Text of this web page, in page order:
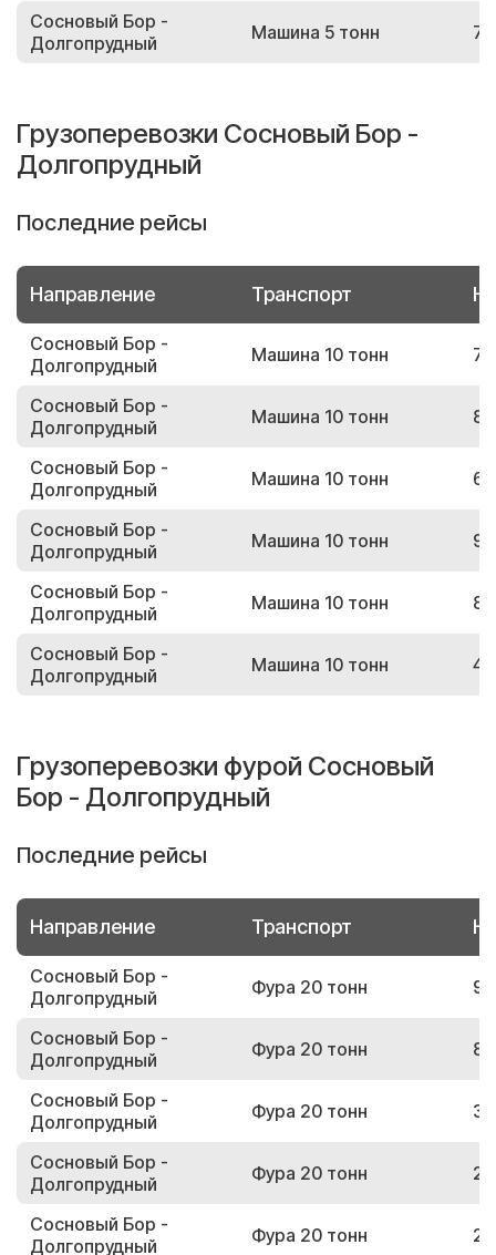
Сосновый Бор -
Долгопрудный
Машина 5 тонн
Грузоперевозки Сосновый Бор -
Долгопрудный
Последние рейсы
Направление Транспорт
Сосновый Бор -
Долгопрудный
Машина 10 тонн
Сосновый Бор -
Долгопрудный
Машина 10 тонн
Сосновый Бор -
Долгопрудный
Машина 10 тонн
Сосновый Бор -
Долгопрудный
Машина 10 тонн
Сосновый Бор -
Долгопрудный
Машина 10 тонн
Сосновый Бор -
Долгопрудный
Машина 10 тонн
Грузоперевозки фурой Сосновый
Бор - Долгопрудный
Последние рейсы
Направление Транспорт
Сосновый Бор -
Долгопрудный
Фура 20 тонн
Сосновый Бор -
Долгопрудный
Фура 20 тонн
Сосновый Бор -
Долгопрудный
Фура 20 тонн
Сосновый Бор -
Долгопрудный
Фура 20 тонн
Сосновый Бор -
Долгопрудный
Фура 20 тонн